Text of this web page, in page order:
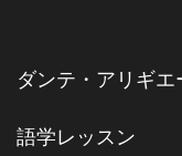
ダンテ・アリギ
語学レッスン